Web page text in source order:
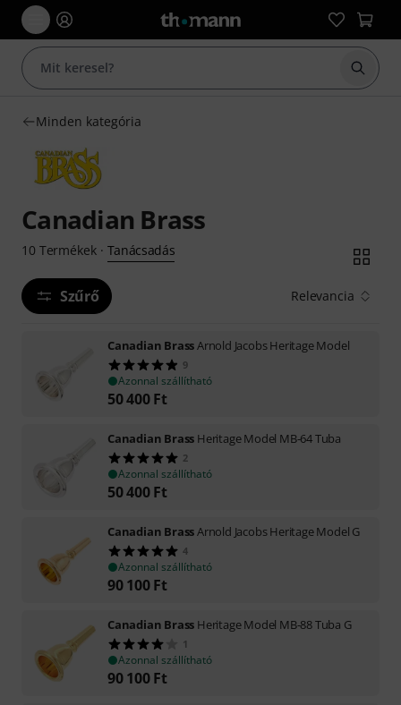
Minden kategória
Canadian Brass
10 Termékek· Tanácsadás
Szűrő Relevancia
Canadian BrassArnold Jacobs Heritage Model
9
Azonnal szállítható
50 400 Ft
Canadian Brass Heritage Model MB-64 Tuba
2
Azonnal szállítható
50 400 Ft
Canadian BrassArnold Jacobs Heritage Model G
4
Azonnal szállítható
90 100 Ft
Canadian Brass Heritage Model MB-88 Tuba G
1
Azonnal szállítható
90 100 Ft